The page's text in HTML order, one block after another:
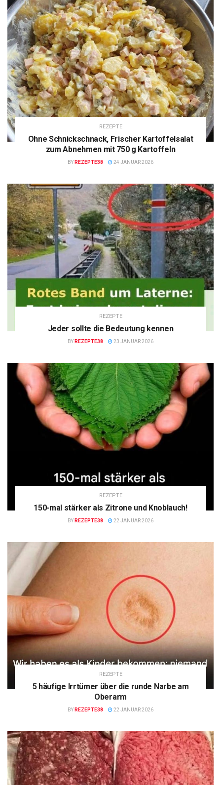
REZEPTE
Ohne Schnickschnack, Frischer Kartoffelsalat
zum Abnehmen mit 750 g Kartoffeln
BY REZEPTE38 24 JANUAR 2026
REZEPTE
Jeder sollte die Bedeutung kennen
BY REZEPTE38 23 JANUAR 2026
REZEPTE
150-mal stärker als Zitrone und Knoblauch!
BY REZEPTE38 22 JANUAR 2026
REZEPTE
5 häufige Irrtümer über die runde Narbe am
Oberarm
BY REZEPTE38 22 JANUAR 2026